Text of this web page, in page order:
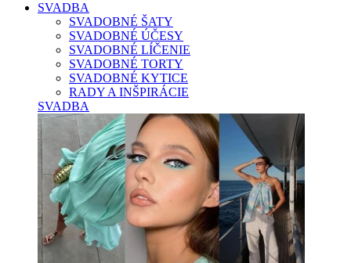
SVADBA
SVADOBNÉ ŠATY
SVADOBNÉ ÚČESY
SVADOBNÉ LÍČENIE
SVADOBNÉ TORTY
SVADOBNÉ KYTICE
RADY A INŠPIRÁCIE
SVADBA